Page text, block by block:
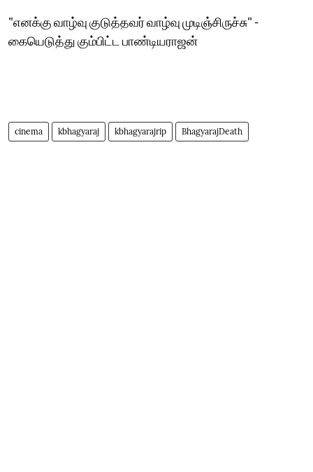
"எனக்கு வாழ்வு குடுத்தவர் வாழ்வு முடிஞ்சிருச்சு" -
கையெடுத்து கும்பிட்ட பாண்டியராஜன்
cinema kbhagyaraj kbhagyarajrip BhagyarajDeath